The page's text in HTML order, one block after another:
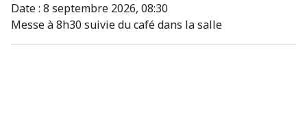
Date : 8 septembre 2026, 08:30
Messe à 8h30 suivie du café dans la salle